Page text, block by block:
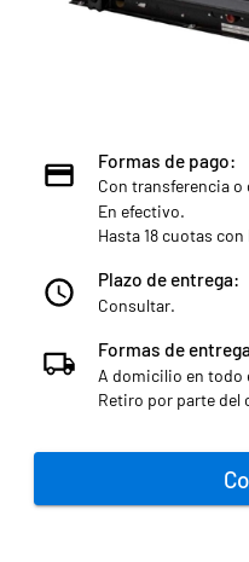
Formas de pago:
Con transferencia
En efectivo.
Hasta 18 cuotas
Plazo de entrega:
Consultar.
Formas de
A domicilio en todo
Retiro por parte del